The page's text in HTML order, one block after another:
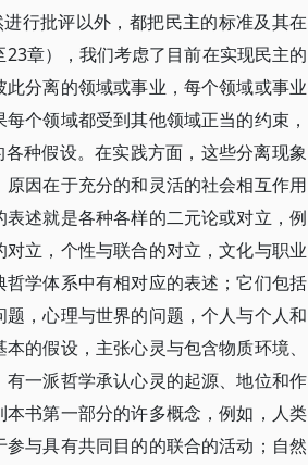
行批评以外，都把民主的标准及其在
章），我们考虑了目前在实现民主的
分离的领域或事业，每个领域或事业
个领域都受到其他领域正当的约束，
种假设。在实践方面，这些分离现象
因在于充分的和灵活的社会相互作用
述就是各种各样的二元论或对立，例
立，个性与联合的对立，文化与职业
学体系中有相对应的表述；它们包括
，心理与世界的问题，个人与个人和
的假设，主张心灵与包含物质环境、
一派哲学承认心灵的起源、地位和作
书第一部分的许多概念，例如，人类
与具有共同目的的联合的活动；自然